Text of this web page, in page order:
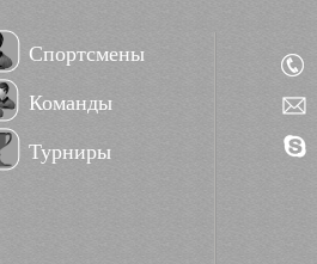
Спортсмены
Команды
Турниры